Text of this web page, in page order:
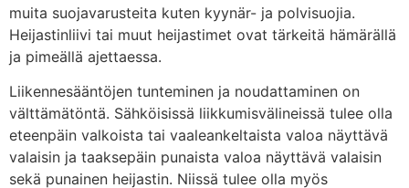
muita suojavarusteita kuten kyynär- ja polvisuojia.
Heijastinliivi tai muut heijastimet ovat tärkeitä hämärällä
ja pimeällä ajettaessa.
Liikennesääntöjen tunteminen ja noudattaminen on
välttämätöntä. Sähköisissä liikkumisvälineissä tulee olla
eteenpäin valkoista tai vaaleankeltaista valoa näyttävä
valaisin ja taaksepäin punaista valoa näyttävä valaisin
sekä punainen heijastin. Niissä tulee olla myös